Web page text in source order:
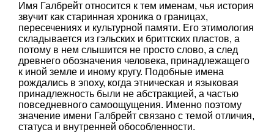
Имя Галбрейт относится к тем именам, чья история
звучит как старинная хроника о границах,
пересечениях и культурной памяти. Его этимология
складывается из гэльских и бриттских пластов, а
потому в нем слышится не просто слово, а след
древнего обозначения человека, принадлежащего
к иной земле и иному кругу. Подобные имена
рождались в эпоху, когда этническая и языковая
принадлежность были не абстракцией, а частью
повседневного самоощущения. Именно поэтому
значение имени Галбрейт связано с темой отличия,
статуса и внутренней обособленности.